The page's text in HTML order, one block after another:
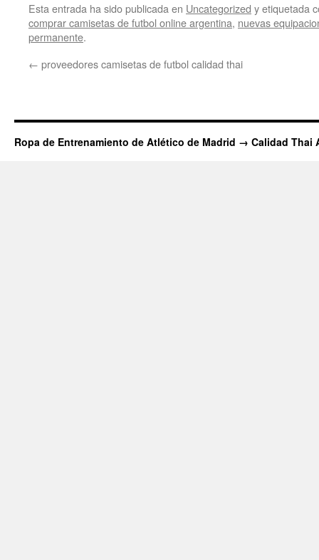
Esta entrada ha sido publicada en Uncategorized y etiquetada
comprar camisetas de futbol online argentina, nuevas
permanente.
← proveedores camisetas de futbol calidad thai
Ropa de Entrenamiento de Atlético de Madrid → Calidad Thai